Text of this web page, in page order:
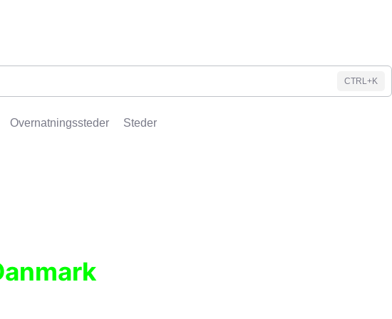
CTRL+K
Overnatningssteder Steder